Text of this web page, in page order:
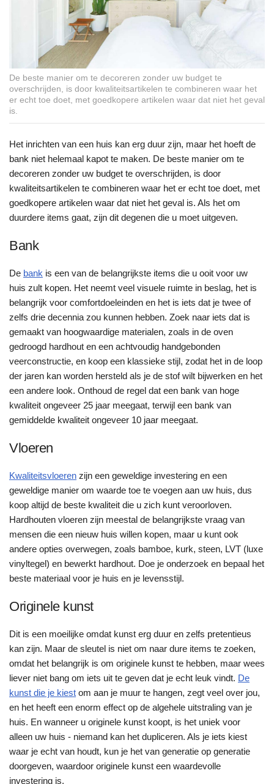
De beste manier om te decoreren zonder uw budget te
overschrijden, is door kwaliteitsartikelen te combineren waar het
er echt toe doet, met goedkopere artikelen waar dat niet het geval
is.
Het inrichten van een huis kan erg duur zijn, maar het hoeft de
bank niet helemaal kapot te maken. De beste manier om te
decoreren zonder uw budget te overschrijden, is door
kwaliteitsartikelen te combineren waar het er echt toe doet, met
goedkopere artikelen waar dat niet het geval is. Als het om
duurdere items gaat, zijn dit degenen die u moet uitgeven.
Bank
De bank is een van de belangrijkste items die u ooit voor uw
huis zult kopen. Het neemt veel visuele ruimte in beslag, het is
belangrijk voor comfortdoeleinden en het is iets dat je twee of
zelfs drie decennia zou kunnen hebben. Zoek naar iets dat is
gemaakt van hoogwaardige materialen, zoals in de oven
gedroogd hardhout en een achtvoudig handgebonden
veerconstructie, en koop een klassieke stijl, zodat het in de loop
der jaren kan worden hersteld als je de stof wilt bijwerken en het
een andere look. Onthoud de regel dat een bank van hoge
kwaliteit ongeveer 25 jaar meegaat, terwijl een bank van
gemiddelde kwaliteit ongeveer 10 jaar meegaat.
Vloeren
Kwaliteitsvloeren zijn een geweldige investering en een
geweldige manier om waarde toe te voegen aan uw huis, dus
koop altijd de beste kwaliteit die u zich kunt veroorloven.
Hardhouten vloeren zijn meestal de belangrijkste vraag van
mensen die een nieuw huis willen kopen, maar u kunt ook
andere opties overwegen, zoals bamboe, kurk, steen, LVT (luxe
vinyltegel) en bewerkt hardhout. Doe je onderzoek en bepaal het
beste materiaal voor je huis en je levensstijl.
Originele kunst
Dit is een moeilijke omdat kunst erg duur en zelfs pretentieus
kan zijn. Maar de sleutel is niet om naar dure items te zoeken,
omdat het belangrijk is om originele kunst te hebben, maar wees
liever niet bang om iets uit te geven dat je echt leuk vindt. De
kunst die je kiest om aan je muur te hangen, zegt veel over jou,
en het heeft een enorm effect op de algehele uitstraling van je
huis. En wanneer u originele kunst koopt, is het uniek voor
alleen uw huis - niemand kan het dupliceren. Als je iets kiest
waar je echt van houdt, kun je het van generatie op generatie
doorgeven, waardoor originele kunst een waardevolle
investering is.